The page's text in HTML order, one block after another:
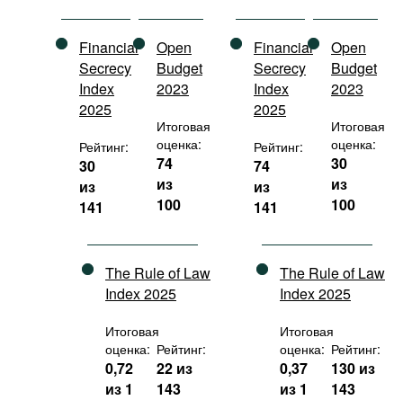
Financial
Secrecy
Index
2025
Рейтинг:
30
из
141
Open
Budget
2023
Итоговая
оценка:
74
из
100
The Rule of Law
Index 2025
Итоговая
оценка:
0,72
из 1
Рейтинг:
22 из
143
Financial
Secrecy
Index
2025
Рейтинг:
74
из
141
Open
Budget
2023
Итоговая
оценка:
30
из
100
The Rule of Law
Index 2025
Итоговая
оценка:
0,37
из 1
Рейтинг:
130 из
143